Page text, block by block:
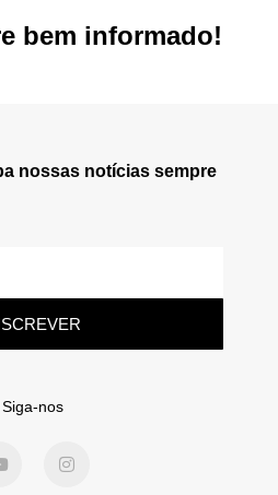
bem informado!
nossas notícias sempre
Siga-nos